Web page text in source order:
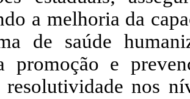
a melhoria da
de saúde
promoção e
resolutividade nos